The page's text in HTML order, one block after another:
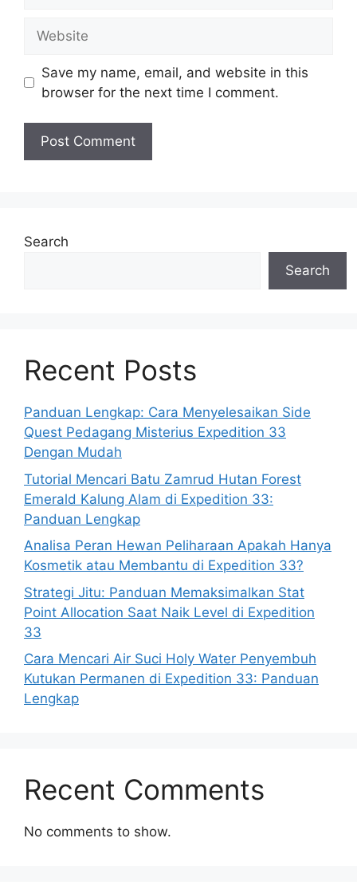
Save my name, email, and website in this
browser for the next time I comment.
Search
Search
Recent Posts
Panduan Lengkap: Cara Menyelesaikan Side
Quest Pedagang Misterius Expedition 33
Dengan Mudah
Tutorial Mencari Batu Zamrud Hutan Forest
Emerald Kalung Alam di Expedition 33:
Panduan Lengkap
Analisa Peran Hewan Peliharaan Apakah Hanya
Kosmetik atau Membantu di Expedition 33?
Strategi Jitu: Panduan Memaksimalkan Stat
Point Allocation Saat Naik Level di Expedition
33
Cara Mencari Air Suci Holy Water Penyembuh
Kutukan Permanen di Expedition 33: Panduan
Lengkap
Recent Comments
No comments to show.